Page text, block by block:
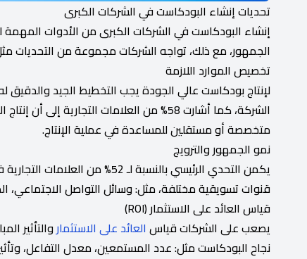
تحديات إنشاء البودكاست في الشركات الكبرى
إنشاء البودكاست في الشركات الكبرى من الأدوات المهمة
الجمهور، مع ذلك، تواجه الشركات مجموعة من التحديات
تخصيص الموارد اللازمة
لإنتاج بودكاست عالي الجودة يجب التخطيط الجيد
الشركة، كما أشارت 58% من العلامات
متخصصة أو مستقلين للمساعدة في عملية الإنتاج.
نمو الجمهور والترويج
يكمن التحدي الرئيسي بالنسبة
قنوات تسويقية مختلفة، مثل: وسائل التواصل الاجتماعي،
قياس العائد على الاستثمار (ROI)
يصعب على الشركات قياس العائد على الاستثماروالتأثير
نجاح البودكاست مثل: عدد المستمعين، معدل التفاعل،